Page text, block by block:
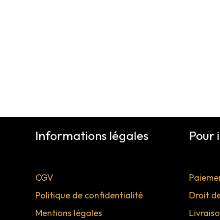
Informations légales
CGV
Politique de confidentialité
Mentions légales
Pour
Droit